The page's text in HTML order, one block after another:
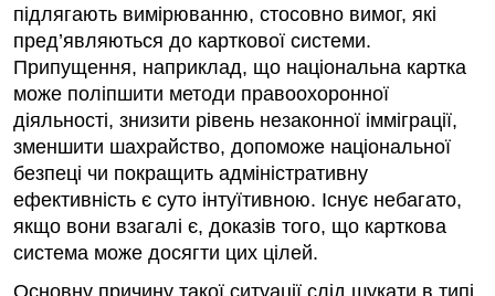
підлягають вимірюванню, стосовно вимог, які
пред’явля­ють­ся до карткової системи.
Припущення, наприклад, що національна картка
може поліпшити методи правоохоронної
діяльності, знизити рівень незаконної імміграції,
зменшити шахрайство, допоможе національної
безпеці чи покращить адміністративну
ефективність є суто інтуїтивною. Існує небагато,
якщо вони взагалі є, доказів того, що карткова
система може досягти цих цілей.
Основну причину такої ситуації слід шукати в типі